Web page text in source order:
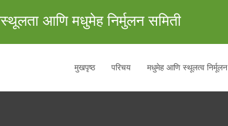
आणि मधुमेह निर्मुलन समिती
मुखपृष्ठ परिचय मधुमेह आणि स्थूलत्व निर्मूलन